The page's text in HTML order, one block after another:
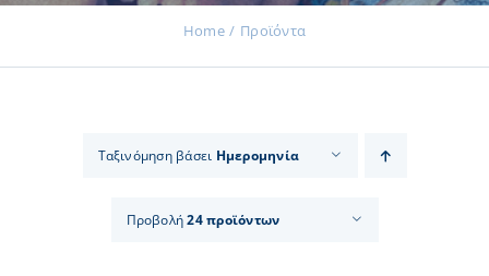
Home Προϊόντα
Ταξινόμηση βάσει Ημερομηνία
Προβολή24 προϊόντων